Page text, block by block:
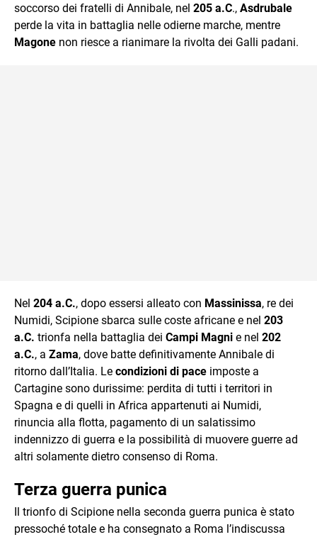
soccorso dei fratelli di Annibale, nel 205 a.C., Asdrubale
perde la vita in battaglia nelle odierne marche, mentre
Magone non riesce a rianimare la rivolta dei Galli padani.
Nel 204 a.C., dopo essersi alleato con Massinissa, re dei
Numidi, Scipione sbarca sulle coste africane e nel 203
a.C. trionfa nella battaglia dei Campi Magni e nel 202
a.C., a Zama, dove batte definitivamente Annibale di
ritorno dall’Italia. Le condizioni di pace imposte a
Cartagine sono durissime: perdita di tutti i territori in
Spagna e di quelli in Africa appartenuti ai Numidi,
rinuncia alla flotta, pagamento di un salatissimo
indennizzo di guerra e la possibilità di muovere guerre ad
altri solamente dietro consenso di Roma.
Terza guerra punica
Il trionfo di Scipione nella seconda guerra punica è stato
pressoché totale e ha consegnato a Roma l’indiscussa